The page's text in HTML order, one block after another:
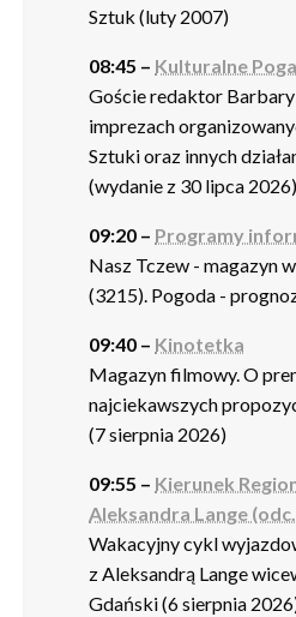
Sztuk (luty 2007)
08:45 – Kulturalne
Goście redaktor
imprezach
Sztuki oraz innych
(wydanie z 30 lipca 2026)
09:20 – Programy
Nasz Tczew - magazyn
(3215). Pogoda -
09:40 – Kinotetka
Magazyn filmowy. O
najciekawszych
(7 sierpnia 2026)
09:55 – Kierunek
Aleksandra Lange
Wakacyjny cykl
z Aleksandrą Lange
Gdański (6 sierpnia